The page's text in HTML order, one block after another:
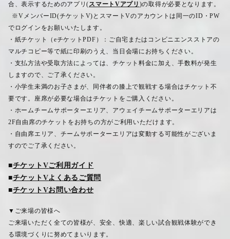
合、表示するためのアプリ(スマートVアプリ )の取得が必要となります。
※V メンバーID(チケット V) とスマートVのアカウントは同一のID ・PW
でログインをお願いいたします。
・紙チケット（ eチケットPDF ）：ご自宅またはコンビニエンスストアの
マルチコピー等で紙に印刷のうえ、当日会場にお持ちください。
・支払方法や受取方法によっては、チケット料金に加え、手数料が発生
しますので、ご了承ください。
・小学生未満のお子さまが、同伴者の膝上で観戦する場合はチケット不
要です。座席が必要な場合はチケットをご購入ください。
・ホームチームサポーターエリア、アウェイチームサポーターエリアは
2F自由席のチケットをお持ちの方がご利用いただけます。
・自由席エリア、チームサポーターエリアは変動する可能性がございま
すのでご了承ください。
■チケットVご利用ガイド
■チケットVよくあるご質問
■チケットVお問い合わせ
▼ご来場の皆様へ
ご来場いただく全ての皆様が、安全、快適、楽しい試合観戦体験ができ
る環境づくりに努めてまいります。